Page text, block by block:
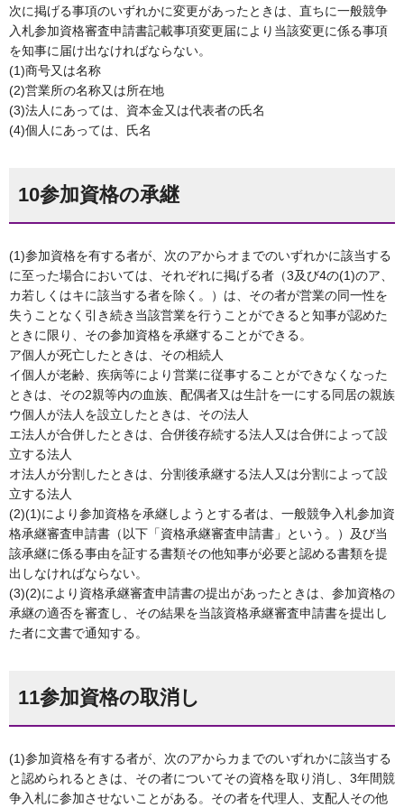
次に掲げる事項のいずれかに変更があったときは、直ちに一般競争
入札参加資格審査申請書記載事項変更届により当該変更に係る事項
を知事に届け出なければならない。
(1)商号又は名称
(2)営業所の名称又は所在地
(3)法人にあっては、資本金又は代表者の氏名
(4)個人にあっては、氏名
10参加資格の承継
(1)参加資格を有する者が、次のアからオまでのいずれかに該当する
に至った場合においては、それぞれに掲げる者（3及び4の(1)のア、
カ若しくはキに該当する者を除く。）は、その者が営業の同一性を
失うことなく引き続き当該営業を行うことができると知事が認めた
ときに限り、その参加資格を承継することができる。
ア個人が死亡したときは、その相続人
イ個人が老齢、疾病等により営業に従事することができなくなった
ときは、その2親等内の血族、配偶者又は生計を一にする同居の親族
ウ個人が法人を設立したときは、その法人
エ法人が合併したときは、合併後存続する法人又は合併によって設
立する法人
オ法人が分割したときは、分割後承継する法人又は分割によって設
立する法人
(2)(1)により参加資格を承継しようとする者は、一般競争入札参加資
格承継審査申請書（以下「資格承継審査申請書」という。）及び当
該承継に係る事由を証する書類その他知事が必要と認める書類を提
出しなければならない。
(3)(2)により資格承継審査申請書の提出があったときは、参加資格の
承継の適否を審査し、その結果を当該資格承継審査申請書を提出し
た者に文書で通知する。
11参加資格の取消し
(1)参加資格を有する者が、次のアからカまでのいずれかに該当する
と認められるときは、その者についてその資格を取り消し、3年間競
争入札に参加させないことがある。その者を代理人、支配人その他